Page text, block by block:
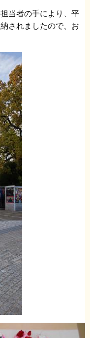
当者の手により、平
されましたので、お